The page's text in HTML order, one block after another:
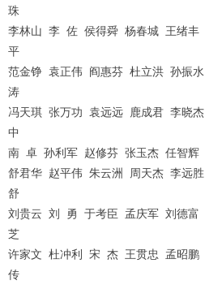
珠
李林山 李 佐 侯得舜 杨春城 王绪丰
平
范金铮 袁正伟 阎惠芬 杜立洪 孙振水
涛
冯天琪 张万功 袁远远 鹿成君 李晓杰
中
南 卓 孙利军 赵修芬 张玉杰 任智辉
舒君华 赵平伟 朱云洲 周天杰 李远胜
舒
刘贵云 刘 勇 于考臣 孟庆军 刘德富
芝
许家文 杜冲利 宋 杰 王贯忠 孟昭鹏
传